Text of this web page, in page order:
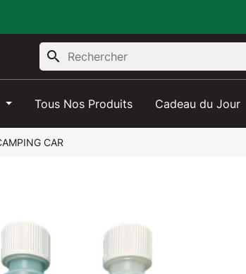
search
Tous Nos Produits Cadeau du Jour
CAR